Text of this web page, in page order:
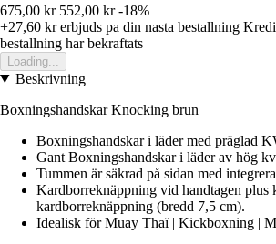
675,00 kr 552,00 kr -18%
+27,60 krerbjuds pa din nasta bestallning
bestallning har bekraftats
Loading...
Beskrivning
Boxningshandskar Knocking brun
Boxningshandskar i läder med präglad
Gant Boxningshandskar i läder av hög
Tummen är säkrad på sidan med
Kardborreknäppning vid handtagen plus
kardborreknäppning (bredd 7,5 cm).
Idealisk för Muay Thaï | Kickboxning |